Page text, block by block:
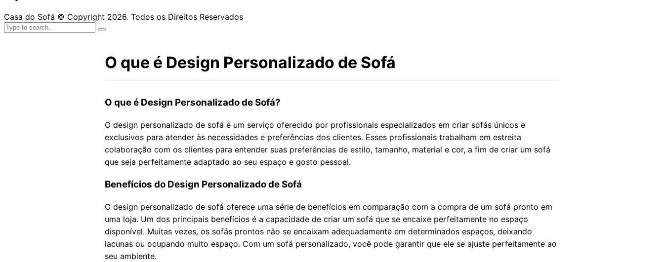
Casa do Sofá © Copyright 2026. Todos os Direitos Reservados
O que é Design Personalizado de Sofá
O que é Design Personalizado de Sofá?
O design personalizado de sofá é um serviço oferecido por profissionais especializados em criar sofás únicos e
exclusivos para atender às necessidades e preferências dos clientes. Esses profissionais trabalham em estreita
colaboração com os clientes para entender suas preferências de estilo, tamanho, material e cor, a fim de criar um sofá
que seja perfeitamente adaptado ao seu espaço e gosto pessoal.
Benefícios do Design Personalizado de Sofá
O design personalizado de sofá oferece uma série de benefícios em comparação com a compra de um sofá pronto em
uma loja. Um dos principais benefícios é a capacidade de criar um sofá que se encaixe perfeitamente no espaço
disponível. Muitas vezes, os sofás prontos não se encaixam adequadamente em determinados espaços, deixando
lacunas ou ocupando muito espaço. Com um sofá personalizado, você pode garantir que ele se ajuste perfeitamente ao
seu ambiente.